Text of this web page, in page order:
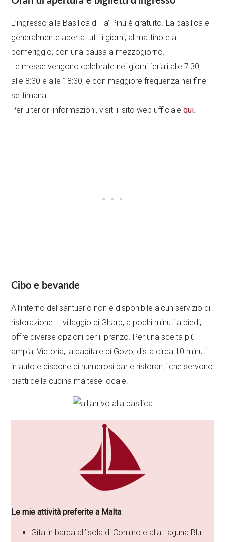
L’ingresso alla Basilica di Ta’ Pinu è gratuito. La basilica è
generalmente aperta tutti i giorni, al mattino e al
pomeriggio, con una pausa a mezzogiorno.
Le messe vengono celebrate nei giorni feriali alle 7:30,
alle 8:30 e alle 18:30, e con maggiore frequenza nei fine
settimana.
Per ulteriori informazioni, visiti il sito web ufficialequi.
Cibo e bevande
All’interno del santuario non è disponibile alcun servizio di
ristorazione. Il villaggio di Gharb, a pochi minuti a piedi,
offre diverse opzioni per il pranzo. Per una scelta più
ampia, Victoria, la capitale di Gozo, dista circa 10 minuti
in auto e dispone di numerosi bar e ristoranti che servono
piatti della cucina maltese locale.
Le mie attività preferite a Malta:
Gita in barca all’isola di Comino e alla Laguna Blu –